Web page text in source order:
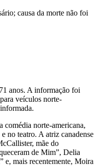
causa da morte não foi
anos. A informação foi
veículos norte-
comédia norte-americana,
no teatro. A atriz canadense
mãe do
de Mim”, Delia
e, mais recentemente, Moira